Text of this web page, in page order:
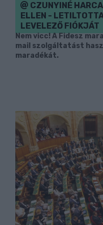
CZUNYINÉ
ELLEN -
LEVELEZŐ FIÓKJÁT
Nem vicc! A Fidesz
mail szolgáltatást
maradékát.